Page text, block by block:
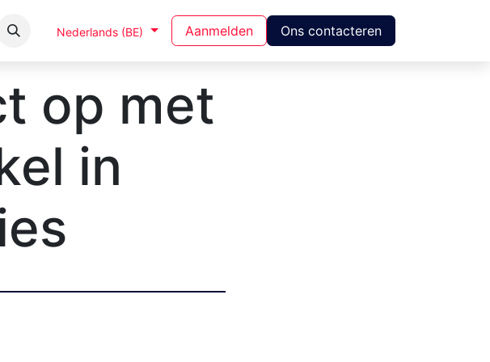
Nederlands (BE) Aanmelden Ons contacteren
op met
in